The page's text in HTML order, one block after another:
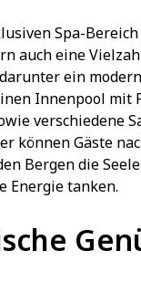
Spa-
auch eine
ein
Innenpool mit
verschiedene
können Gäste
Bergen die
Energie tanken.